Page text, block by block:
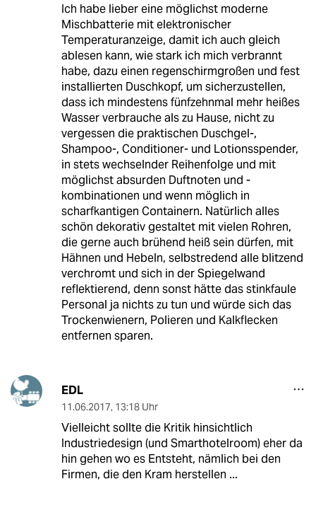
Ich habe lieber eine möglichst moderne
Mischbatterie mit elektronischer
Temperaturanzeige, damit ich auch gleich
ablesen kann, wie stark ich mich verbrannt
habe, dazu einen regenschirmgroßen und fest
installierten Duschkopf, um sicherzustellen,
dass ich mindestens fünfzehnmal mehr heißes
Wasser verbrauche als zu Hause, nicht zu
vergessen die praktischen Duschgel-,
Shampoo-, Conditioner- und Lotionsspender,
in stets wechselnder Reihenfolge und mit
möglichst absurden Duftnoten und -
kombinationen und wenn möglich in
scharfkantigen Containern. Natürlich alles
schön dekorativ gestaltet mit vielen Rohren,
die gerne auch brühend heiß sein dürfen, mit
Hähnen und Hebeln, selbstredend alle blitzend
verchromt und sich in der Spiegelwand
reflektierend, denn sonst hätte das stinkfaule
Personal ja nichts zu tun und würde sich das
Trockenwienern, Polieren und Kalkflecken
entfernen sparen.
EDL
11.06.2017, 13:18 Uhr
Vielleicht sollte die Kritik hinsichtlich
Industriedesign (und Smarthotelroom) eher da
hin gehen wo es Entsteht, nämlich bei den
Firmen, die den Kram herstellen ...